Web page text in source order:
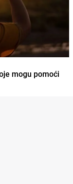
mogu pomoći